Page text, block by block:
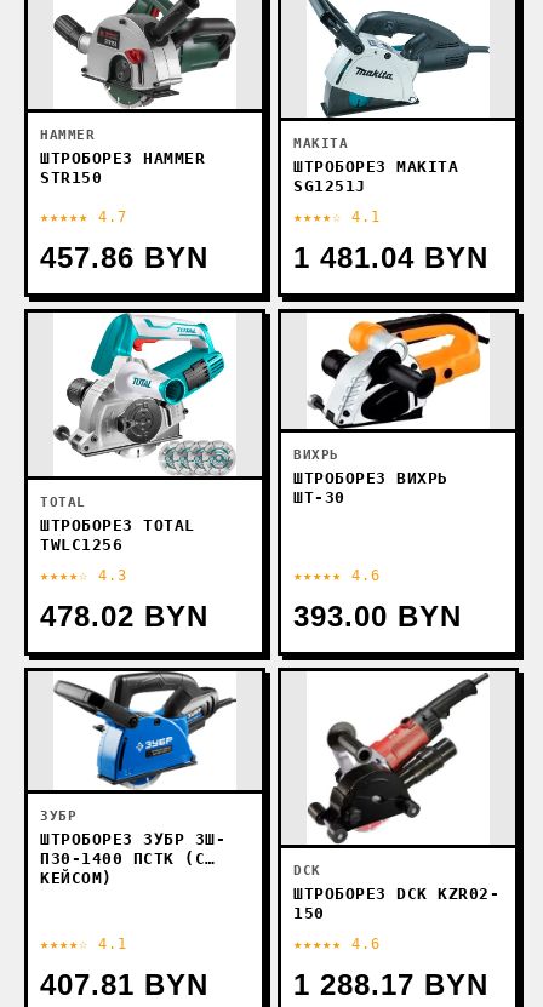
HAMMER
ШТРОБОРЕЗ HAMMER
STR150
★★★★★ 4.7
457.86 BYN
MAKITA
ШТРОБОРЕЗ MAKITA
SG1251J
★★★★☆ 4.1
1 481.04 BYN
TOTAL
ШТРОБОРЕЗ TOTAL
TWLC1256
★★★★☆ 4.3
478.02 BYN
ВИХРЬ
ШТРОБОРЕЗ ВИХРЬ
ШТ-30
★★★★★ 4.6
393.00 BYN
ЗУБР
ШТРОБОРЕЗ ЗУБР ЗШ-
П30-1400 ПСТК (С
КЕЙСОМ)
★★★★☆ 4.1
407.81 BYN
DCK
ШТРОБОРЕЗ DCK KZR02-
150
★★★★★ 4.6
1 288.17 BYN